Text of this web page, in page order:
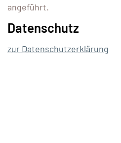
angeführt.
Datenschutz
zur Datenschutzerklärung